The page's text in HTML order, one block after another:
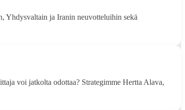
Yhdysvaltain ja Iranin neuvotteluihin sekä
voi jatkolta odottaa? Strategimme Hertta Alava,